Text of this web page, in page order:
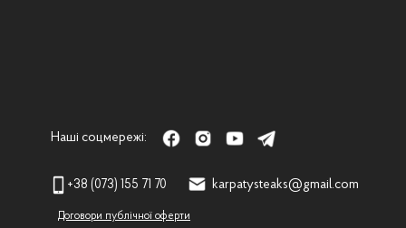
Договори публічної оферти
karpatysteaks@gmail.com
Наші соцмережі:
+38 (073) 155 71 70